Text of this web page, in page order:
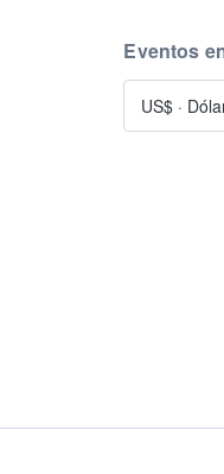
Eventos
US$ ·